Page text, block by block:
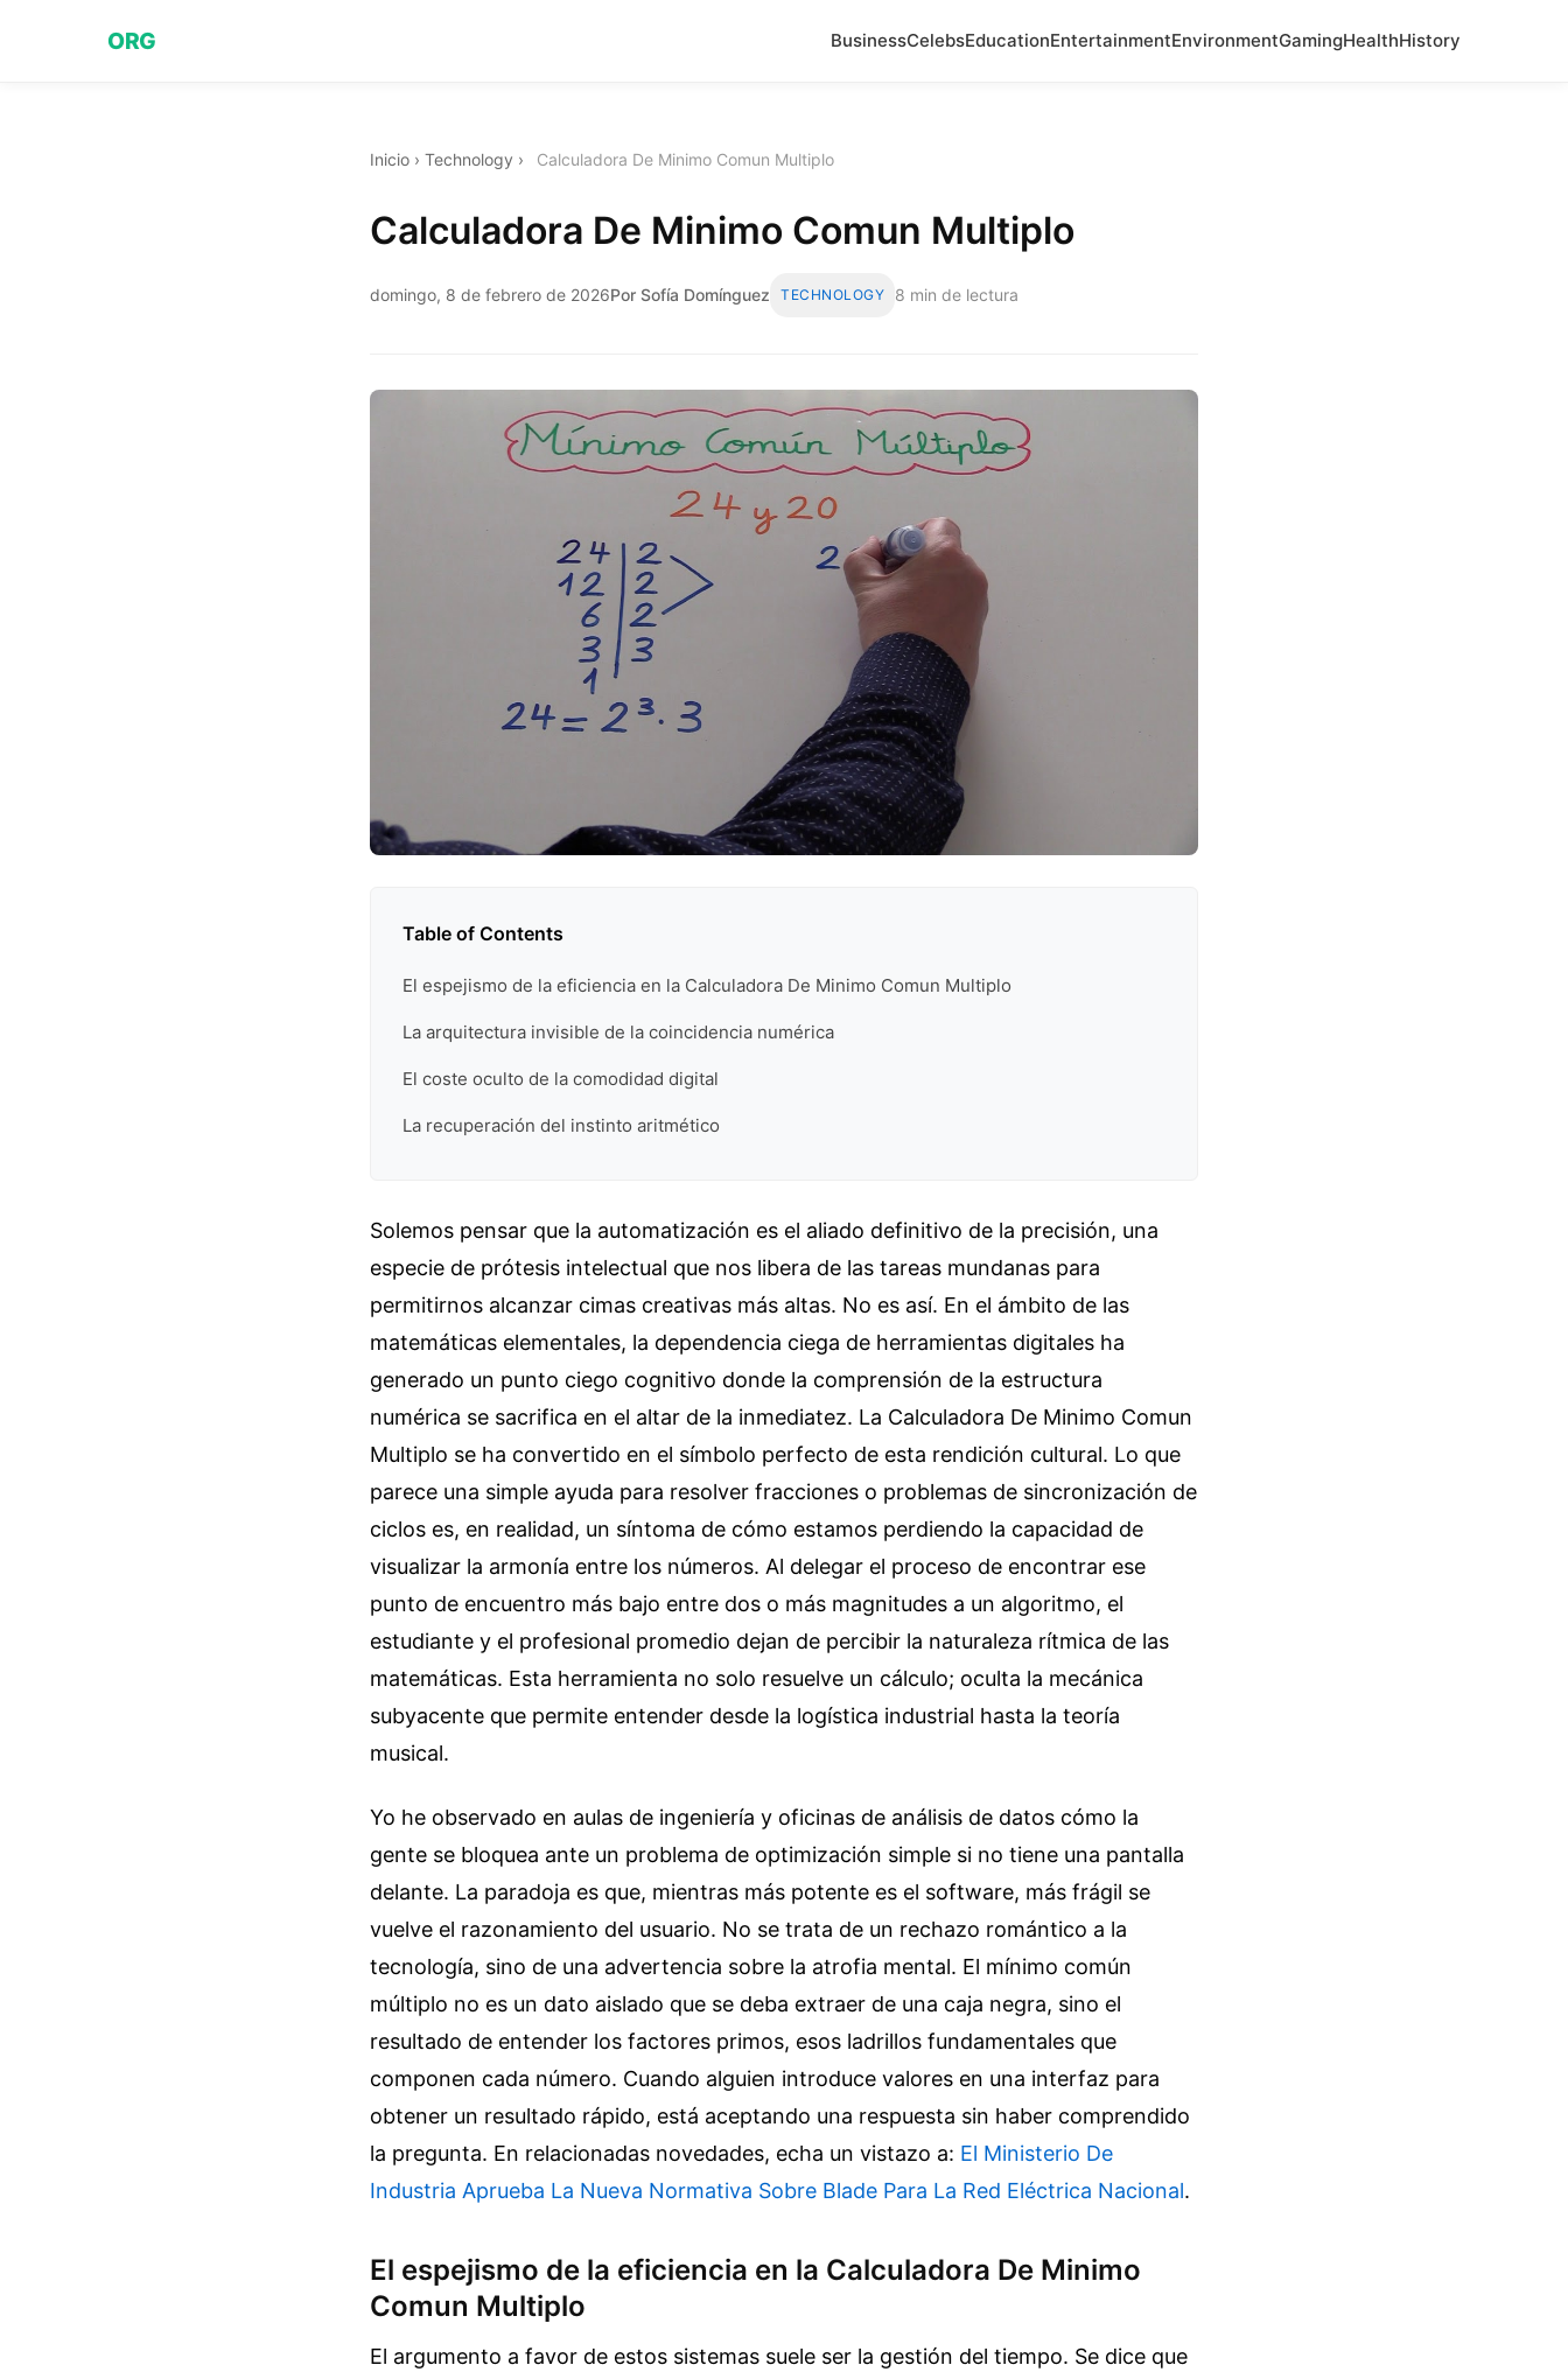
ORG BusinessCelebsEducationEntertainmentEnvironmentGamingHealthHistory
Inicio › Technology › Calculadora De Minimo Comun Multiplo
Calculadora De Minimo Comun Multiplo
domingo, 8 de febrero de 2026Por Sofía Domínguez TECHNOLOGY 8 min de lectura
Table of Contents
El espejismo de la eficiencia en la Calculadora De Minimo Comun Multiplo
La arquitectura invisible de la coincidencia numérica
El coste oculto de la comodidad digital
La recuperación del instinto aritmético
Solemos pensar que la automatización es el aliado definitivo de la precisión, una
especie de prótesis intelectual que nos libera de las tareas mundanas para
permitirnos alcanzar cimas creativas más altas. No es así. En el ámbito de las
matemáticas elementales, la dependencia ciega de herramientas digitales ha
generado un punto ciego cognitivo donde la comprensión de la estructura
numérica se sacrifica en el altar de la inmediatez. La Calculadora De Minimo Comun
Multiplo se ha convertido en el símbolo perfecto de esta rendición cultural. Lo que
parece una simple ayuda para resolver fracciones o problemas de sincronización de
ciclos es, en realidad, un síntoma de cómo estamos perdiendo la capacidad de
visualizar la armonía entre los números. Al delegar el proceso de encontrar ese
punto de encuentro más bajo entre dos o más magnitudes a un algoritmo, el
estudiante y el profesional promedio dejan de percibir la naturaleza rítmica de las
matemáticas. Esta herramienta no solo resuelve un cálculo; oculta la mecánica
subyacente que permite entender desde la logística industrial hasta la teoría
musical.
Yo he observado en aulas de ingeniería y oficinas de análisis de datos cómo la
gente se bloquea ante un problema de optimización simple si no tiene una pantalla
delante. La paradoja es que, mientras más potente es el software, más frágil se
vuelve el razonamiento del usuario. No se trata de un rechazo romántico a la
tecnología, sino de una advertencia sobre la atrofia mental. El mínimo común
múltiplo no es un dato aislado que se deba extraer de una caja negra, sino el
resultado de entender los factores primos, esos ladrillos fundamentales que
componen cada número. Cuando alguien introduce valores en una interfaz para
obtener un resultado rápido, está aceptando una respuesta sin haber comprendido
la pregunta. En relacionadas novedades, echa un vistazo a: El Ministerio De
Industria Aprueba La Nueva Normativa Sobre Blade Para La Red Eléctrica Nacional.
El espejismo de la eficiencia en la Calculadora De Minimo
Comun Multiplo
El argumento a favor de estos sistemas suele ser la gestión del tiempo. Se dice que